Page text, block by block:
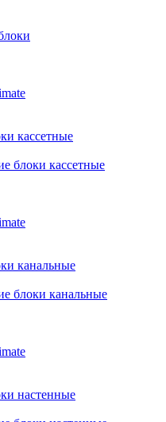
кассетные
блоки кассетные
канальные
блоки канальные
настенные